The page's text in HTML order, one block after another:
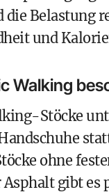
die Belastung
und
Walking
Stöcke
ohne
gibt es